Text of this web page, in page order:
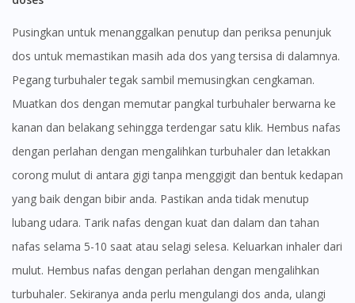
Pusingkan untuk menanggalkan penutup dan periksa penunjuk
dos untuk memastikan masih ada dos yang tersisa di dalamnya.
Pegang turbuhaler tegak sambil memusingkan cengkaman.
Muatkan dos dengan memutar pangkal turbuhaler berwarna ke
kanan dan belakang sehingga terdengar satu klik. Hembus nafas
dengan perlahan dengan mengalihkan turbuhaler dan letakkan
corong mulut di antara gigi tanpa menggigit dan bentuk kedapan
yang baik dengan bibir anda. Pastikan anda tidak menutup
lubang udara. Tarik nafas dengan kuat dan dalam dan tahan
nafas selama 5-10 saat atau selagi selesa. Keluarkan inhaler dari
mulut. Hembus nafas dengan perlahan dengan mengalihkan
turbuhaler. Sekiranya anda perlu mengulangi dos anda, ulangi